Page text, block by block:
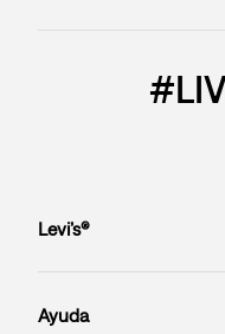
Levi’s®
Ayuda